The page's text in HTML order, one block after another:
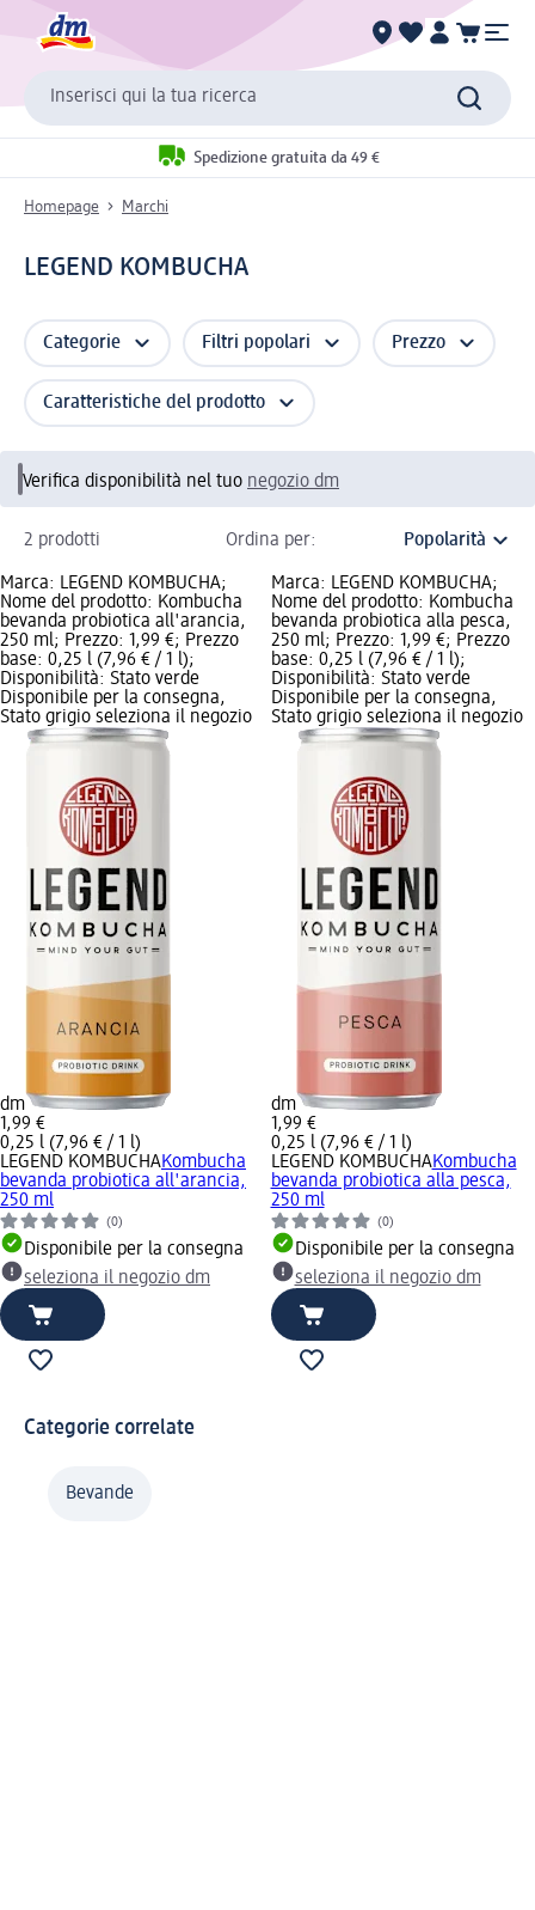
Inserisci qui la tua ricerca
Spedizione gratuita da 49 €
Homepage Marchi
LEGEND KOMBUCHA
Categorie Filtri popolari Prezzo
Caratteristiche del prodotto
Verifica disponibilità nel tuo negozio dm
2 prodotti Ordina per:
Marca: LEGEND KOMBUCHA;
Nome del prodotto: Kombucha
bevanda probiotica all'arancia,
250 ml; Prezzo: 1,99 €; Prezzo
base: 0,25 l (7,96 € / 1 l);
Disponibilità: Stato verde
Disponibile per la consegna,
Stato grigio seleziona il negozio
dm
1,99 €
0,25 l (7,96 € / 1 l)
LEGEND KOMBUCHAKombucha
bevanda probiotica all'arancia,
250 ml
(0)
Disponibile per la consegna
seleziona il negozio dm
Marca: LEGEND KOMBUCHA;
Nome del prodotto: Kombucha
bevanda probiotica alla pesca,
250 ml; Prezzo: 1,99 €; Prezzo
base: 0,25 l (7,96 € / 1 l);
Disponibilità: Stato verde
Disponibile per la consegna,
Stato grigio seleziona il negozio
dm
1,99 €
0,25 l (7,96 € / 1 l)
LEGEND KOMBUCHAKombucha
bevanda probiotica alla pesca,
250 ml
(0)
Disponibile per la consegna
seleziona il negozio dm
Categorie correlate
Bevande